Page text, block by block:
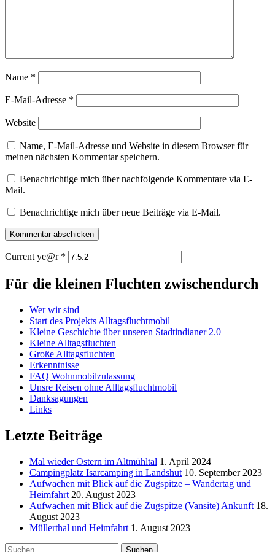
Name *
E-Mail-Adresse *
Website
Name, E-Mail-Adresse und Website in diesem Browser für
meinen nächsten Kommentar speichern.
Benachrichtige mich über nachfolgende Kommentare via E-
Mail.
Benachrichtige mich über neue Beiträge via E-Mail.
Current ye@r *
Für die kleinen Fluchten zwischendurch
Wer wir sind
Start des Projekts Alltagsfluchtmobil
Kleine Geschichte über unseren Stadtindianer 2.0
Kleine Alltagsfluchten
Große Alltagsfluchten
Erkenntnisse
FAQ Wohnmobilzulassung
Unsre Reisen ohne Alltagsfluchtmobil
Danksagungen
Links
Letzte Beiträge
Mal wieder Ostern im Altmühltal 1. April 2024
Campingplatz Isarcamping in Landshut 10. September 2023
Aufwachen mit Blick auf die Zugspitze – Wandertag und
Heimfahrt 20. August 2023
Aufwachen mit Blick auf die Zugspitze (Vansite) Ankunft 18.
August 2023
Müllerthal und Heimfahrt 1. August 2023
Suchen